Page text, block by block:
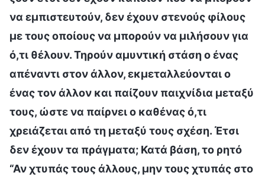
να εμπιστευτούν, δεν έχουν στενούς φίλους
με τους οποίους να μπορούν να μιλήσουν για
ό,τι θέλουν. Τηρούν αμυντική στάση ο ένας
απέναντι στον άλλον, εκμεταλλεύονται ο
ένας τον άλλον και παίζουν παιχνίδια μεταξύ
τους, ώστε να παίρνει ο καθένας ό,τι
χρειάζεται από τη μεταξύ τους σχέση. Έτσι
δεν έχουν τα πράγματα; Κατά βάση, το ρητό
“Αν χτυπάς τους άλλους, μην τους χτυπάς στο